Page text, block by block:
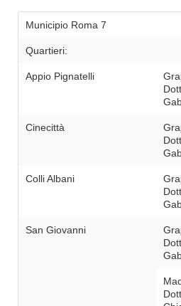
Municipio Roma 7
Quartieri:
Appio Pignatelli
Cinecittà
Colli Albani
San Giovanni